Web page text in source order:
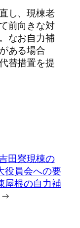
し、現棟老
前向きな対
なお自力補
ある場合
替措置を提
田寮現棟の
役員会への要
屋根の自力補
→